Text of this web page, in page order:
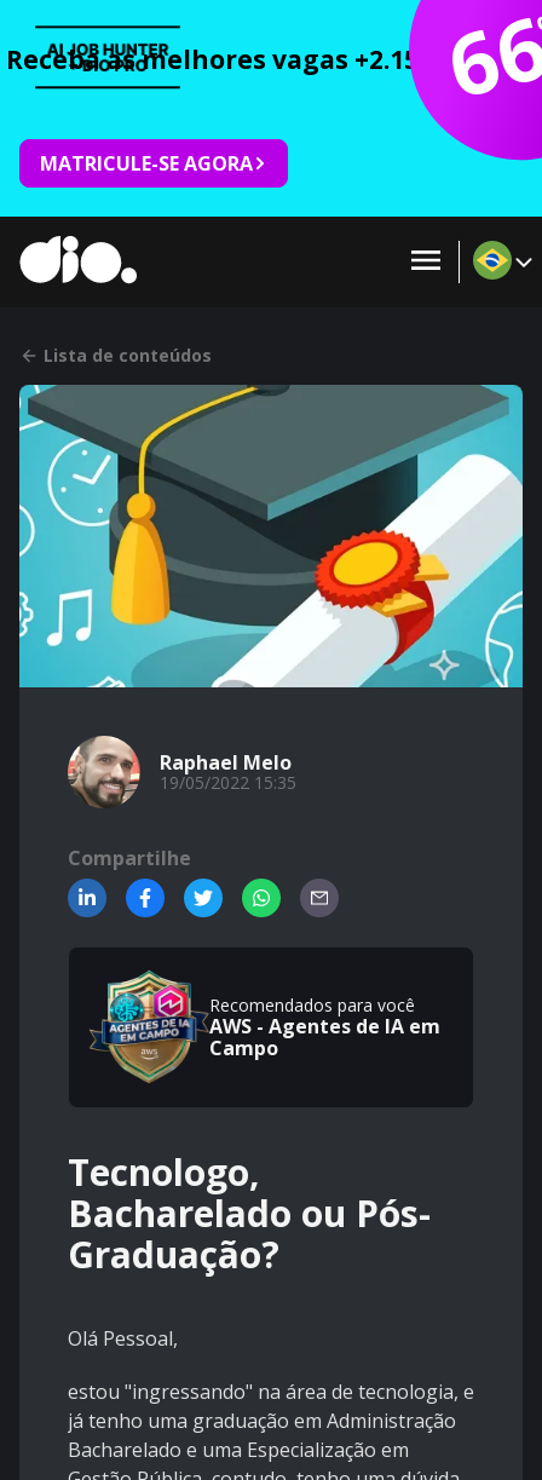
Receba as melhores vagas +2.150 cursos
MATRICULE-SE AGORA
Lista de conteúdos
Raphael Melo
19/05/2022 15:35
Compartilhe
Recomendados para você
AWS - Agentes de IA em
Campo
Tecnologo,
Bacharelado ou Pós-
Graduação?
Olá Pessoal,
estou "ingressando" na área de tecnologia, e
já tenho uma graduação em Administração
Bacharelado e uma Especialização em